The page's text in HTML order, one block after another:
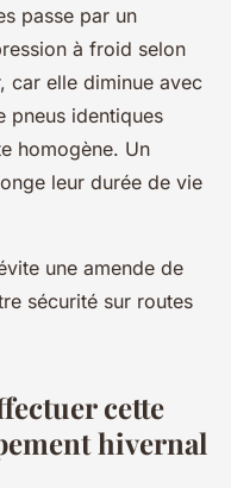
passe par un
à froid selon
car elle diminue avec
pneus identiques
homogène. Un
leur durée de vie
une amende de
sécurité sur routes
cette
hivernal